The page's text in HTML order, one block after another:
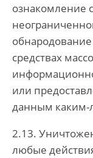
ознакомление
средствах
или
данным
2.13.
любые